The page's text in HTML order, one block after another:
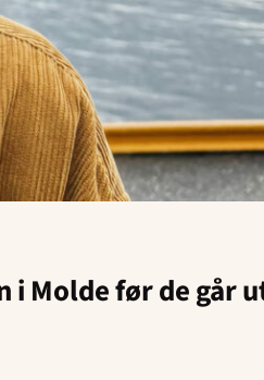
Molde før de går